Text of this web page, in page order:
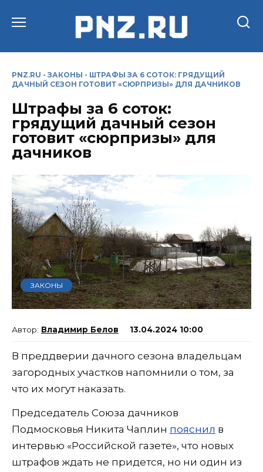
PNZ.RU - ЗАКОНЫ - ШТРАФЫ ЗА 6 СОТОК: ГРЯДУЩИЙ
ДАЧНЫЙ СЕЗОН ГОТОВИТ «СЮРПРИЗЫ» ДЛЯ ДАЧНИКОВ
Штрафы за 6 соток:
грядущий дачный сезон
готовит «сюрпризы» для
дачников
ЗАКОНЫ
Владимир Белов 13.04.2024 10:00
В преддверии дачного сезона владельцам
загородных участков напомнили о том, за
что их могут наказать.
Председатель Союза дачников
Подмосковья Никита Чаплин пояснил в
интервью «Российской газете», что новых
штрафов ждать не придется, но ни один из